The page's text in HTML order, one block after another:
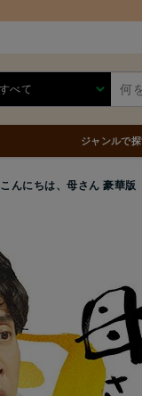
ジャンルで
こんにちは、母さん 豪華